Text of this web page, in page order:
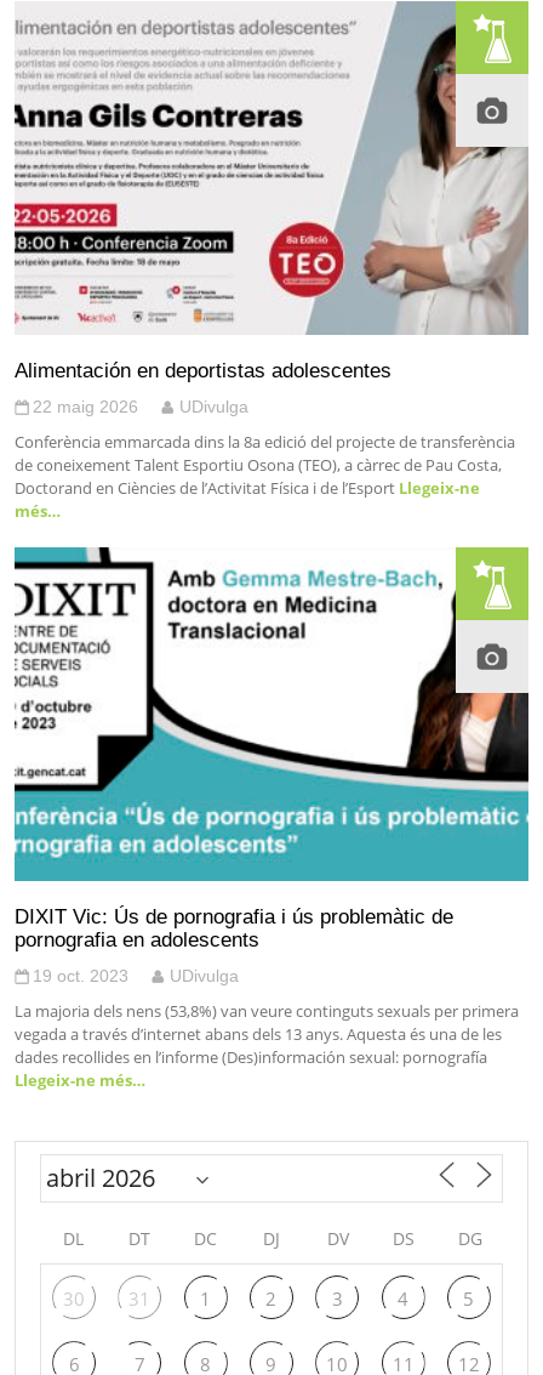
Alimentación en deportistas adolescentes
22 maig 2026 UDivulga
Conferència emmarcada dins la 8a edició del projecte de transferència
de coneixement Talent Esportiu Osona (TEO), a càrrec de Pau Costa,
Doctorand en Ciències de l’Activitat Física i de l’Esport Llegeix-ne
més…
DIXIT Vic: Ús de pornografia i ús problemàtic de
pornografia en adolescents
19 oct. 2023 UDivulga
La majoria dels nens (53,8%) van veure continguts sexuals per primera
vegada a través d’internet abans dels 13 anys. Aquesta és una de les
dades recollides en l’informe (Des)información sexual: pornografía
Llegeix-ne més…
DL DT DC DJ DV DS DG
30 31 1 2 3 4 5
6 7 8 9 10 11 12